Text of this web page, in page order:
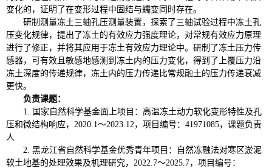
变化的，证明了在变形过程中固结与蠕变同时存在。
研制测量冻土三轴孔压测量装置，探索了三轴试验过程中冻土孔
压变化规律，提出了冻土的有效应力强度理论，对常规有效应力原理
进行了修正，并将其应用于冻土有效应力理论中。研制了冻土压力传
感器，可有效且敏感地感测到冻土内的压力变化，得到了上覆压力沿
冻土深度的传递规律，冻土内的压力传递比常规融土的压力传递衰减
更快。
负责课题：
1. 国家自然科学基金面上项目：高温冻土动力软化变形特性及孔
压和微结构响应， 2020.1～2023.12，项目编号： 41971085， 课题负责
人
2. 黑龙江省自然科学基金优秀青年项目：自然冻融法对寒区淤泥
软土地基的处理效果及机理研究， 2022.7～2025.7，项目编号：